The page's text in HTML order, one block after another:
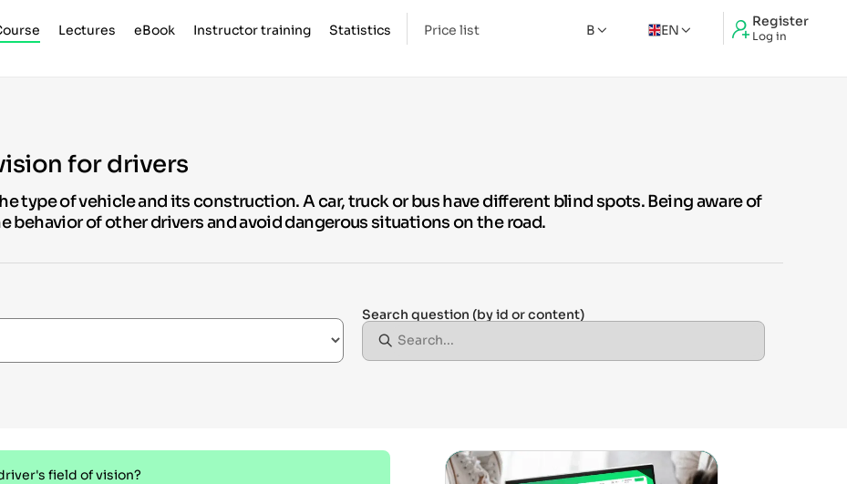
Register
Log in
EN
Lectures eBook Instructor training Statistics Price list B
for drivers
type of vehicle and its construction. A car, truck or bus have different blind spots. Being aware of
behavior of other drivers and avoid dangerous situations on the road.
Search question (by id or content)
field of vision?